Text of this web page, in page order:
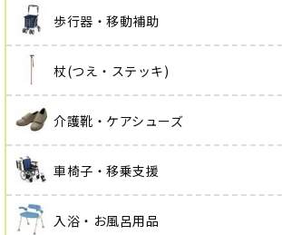
歩行器・移動補助
杖(つえ・ステッキ)
介護靴・ケアシューズ
車椅子・移乗支援
入浴・お風呂用品